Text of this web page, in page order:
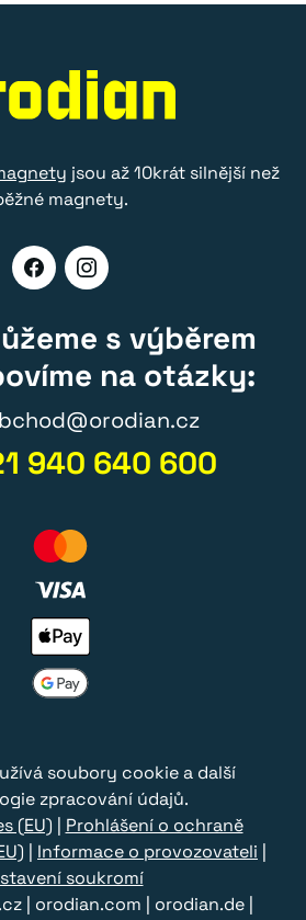
jsou až 10krát silnější než
magnety.
s výběrem
na otázky:
940 640 600
soubory cookie a další
zpracování údajů.
(EU)
Prohlášení o ochraně
Informace o provozovateli
soukromí
| orodian.com orodian.de|